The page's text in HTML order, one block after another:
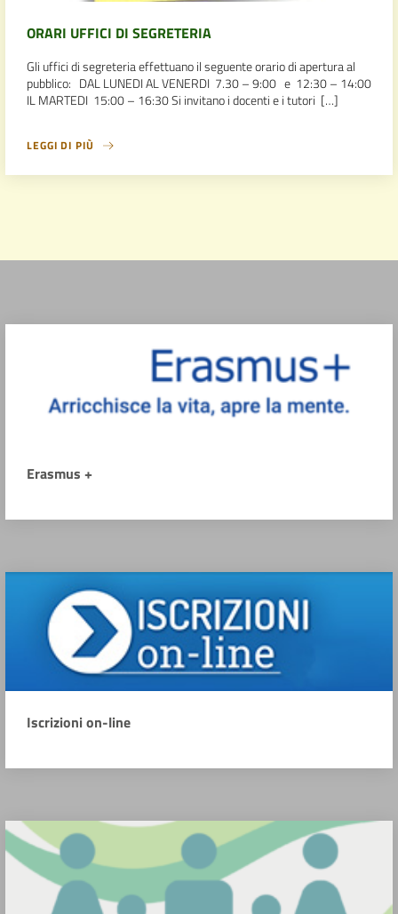
ORARI UFFICI DI SEGRETERIA
Gli uffici di segreteria effettuano il seguente orario di apertura al
pubblico: DAL LUNEDI AL VENERDI 7.30 – 9:00 e 12:30 – 14:00
IL MARTEDI 15:00 – 16:30 Si invitano i docenti e i tutori […]
LEGGI DI PIÙ
Erasmus +
Iscrizioni on-line